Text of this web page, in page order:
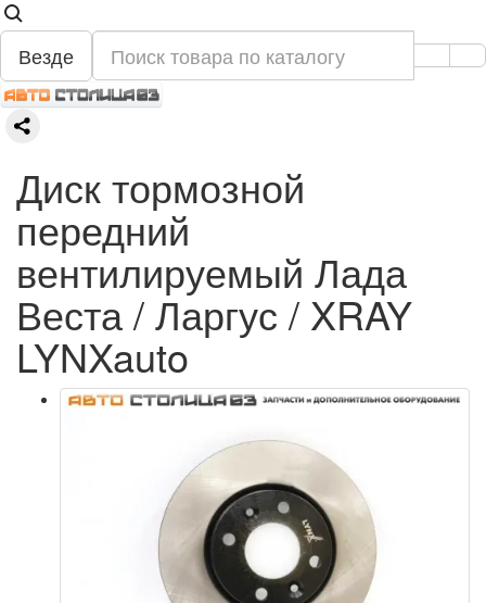
Везде
Диск тормозной
передний
вентилируемый Лада
Веста / Ларгус / XRAY
LYNXauto